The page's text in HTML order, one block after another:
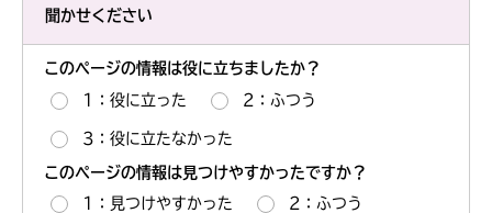
聞かせください
このページの情報は役に立ちましたか？
1：役に立った 2：ふつう
3：役に立たなかった
このページの情報は見つけやすかったですか？
1：見つけやすかった 2：ふつう